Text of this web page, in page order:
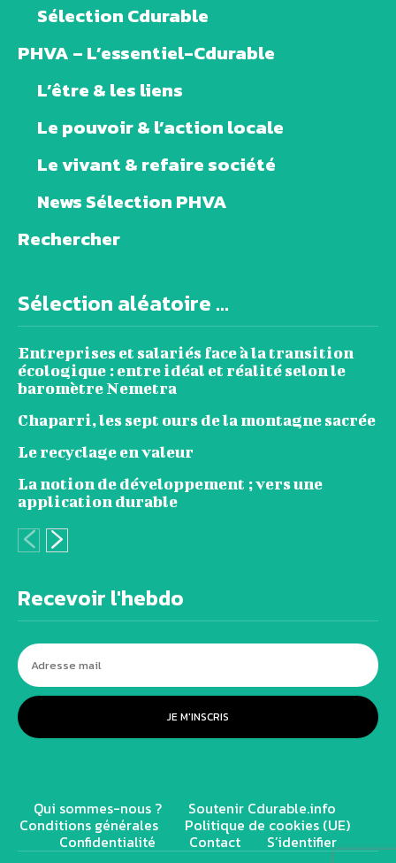
Sélection Cdurable
PHVA – L’essentiel-Cdurable
L’être & les liens
Le pouvoir & l’action locale
Le vivant & refaire société
News Sélection PHVA
Rechercher
Sélection aléatoire ...
Entreprises et salariés face à la transition
écologique : entre idéal et réalité selon le
baromètre Nemetra
Chaparri, les sept ours de la montagne sacrée
Le recyclage en valeur
La notion de développement ; vers une
application durable
Recevoir l'hebdo
JE M'INSCRIS
Qui sommes-nous ? Soutenir Cdurable.info
Conditions générales Politique de cookies (UE)
Confidentialité Contact S’identifier